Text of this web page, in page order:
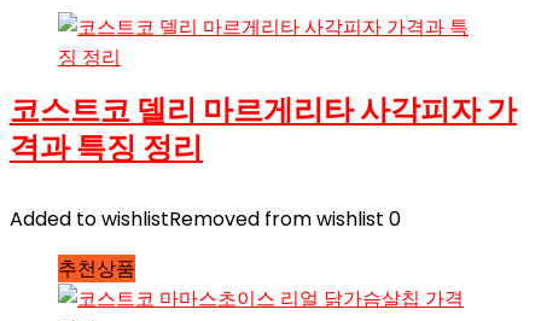
코스트코 델리 마르게리타 사각피자 가
격과 특징 정리
Added to wishlistRemoved from wishlist 0
추천상품